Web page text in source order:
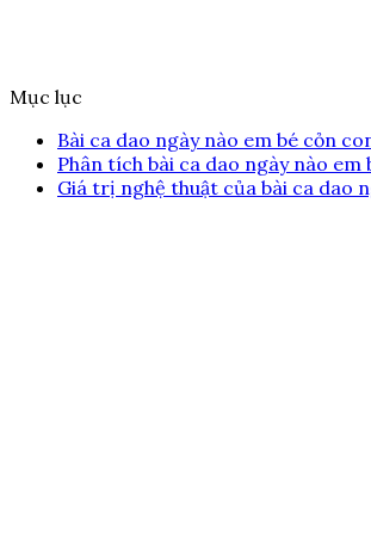
Mục lục
Bài ca dao ngày nào em bé cỏn
Phân tích bài ca dao ngày nào em
Giá trị nghệ thuật của bài ca dao